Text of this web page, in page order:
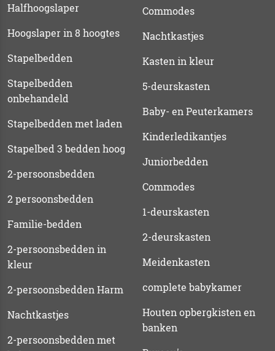
Halfhoogslaper
Hoogslaper in 8 hoogtes
Stapelbedden
Stapelbedden
onbehandeld
Stapelbedden met laden
Stapelbed 3 bedden hoog
2-persoonsbedden
2 persoonsbedden
Familie-bedden
2-persoonsbedden in
kleur
2-persoonsbedden Harm
Nachtkastjes
2-persoonsbedden met
Commodes
Nachtkastjes
Kasten in kleur
5-deurskasten
Baby- en Peuterkamers
Kinderledikantjes
Juniorbedden
Commodes
1-deurskasten
2-deurskasten
Meidenkasten
complete babykamer
Houten opbergkisten en
banken